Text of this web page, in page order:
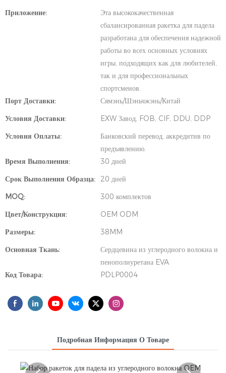
Приложение:
Эта высококачественная
сбалансированная ракетка для падела
разработана для обеспечения надежной
работы во всех основных условиях
игры, подходящих как для любителей,
так и для профессиональных
спортсменов.
Порт Доставки:
Сямэнь/Шэньчжэнь/Китай
Условия Доставки:
EXW Завод, FOB, CIF, DDU, DDP
Условия Оплаты:
Банковский перевод, аккредитив по
предъявлению.
Время Выполнения:
30 дней
Срок Выполнения Образца:
20 дней
MOQ:
300 комплектов
Цвет/Конструкция:
OEM ODM
Размеры:
38MM
Основная Ткань:
Сердцевина из углеродного волокна и
пенополиуретана EVA
Код Товара:
PDLP0004
Подробная Информация О Товаре